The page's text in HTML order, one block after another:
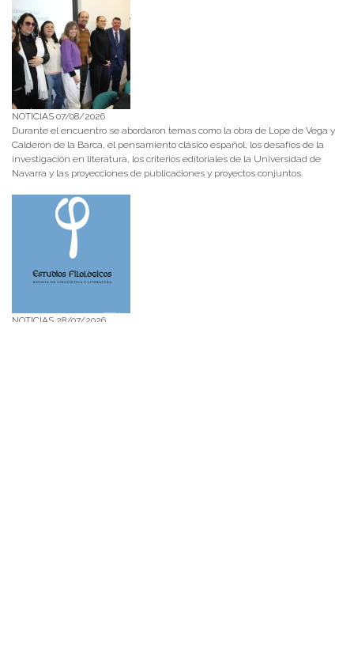
NOTICIAS 07/08/2026
Durante el encuentro se abordaron temas como la obra de Lope de Vega y
Calderón de la Barca, el pensamiento clásico español, los desafíos de la
investigación en literatura, los criterios editoriales de la Universidad de
Navarra y las proyecciones de publicaciones y proyectos conjuntos.
NOTICIAS 28/07/2026